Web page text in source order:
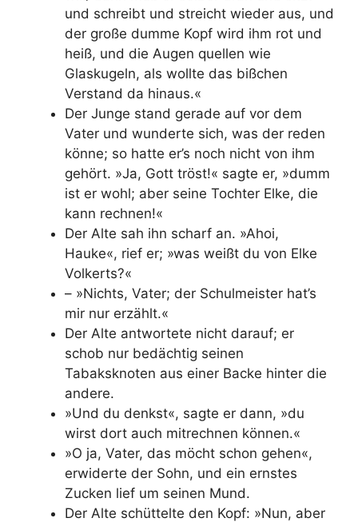
und schreibt und streicht wieder aus, und
der große dumme Kopf wird ihm rot und
heiß, und die Augen quellen wie
Glaskugeln, als wollte das bißchen
Verstand da hinaus.«
Der Junge stand gerade auf vor dem
Vater und wunderte sich, was der reden
könne; so hatte er’s noch nicht von ihm
gehört. »Ja, Gott tröst!« sagte er, »dumm
ist er wohl; aber seine Tochter Elke, die
kann rechnen!«
Der Alte sah ihn scharf an. »Ahoi,
Hauke«, rief er; »was weißt du von Elke
Volkerts?«
– »Nichts, Vater; der Schulmeister hat’s
mir nur erzählt.«
Der Alte antwortete nicht darauf; er
schob nur bedächtig seinen
Tabaksknoten aus einer Backe hinter die
andere.
»Und du denkst«, sagte er dann, »du
wirst dort auch mitrechnen können.«
»O ja, Vater, das möcht schon gehen«,
erwiderte der Sohn, und ein ernstes
Zucken lief um seinen Mund.
Der Alte schüttelte den Kopf: »Nun, aber